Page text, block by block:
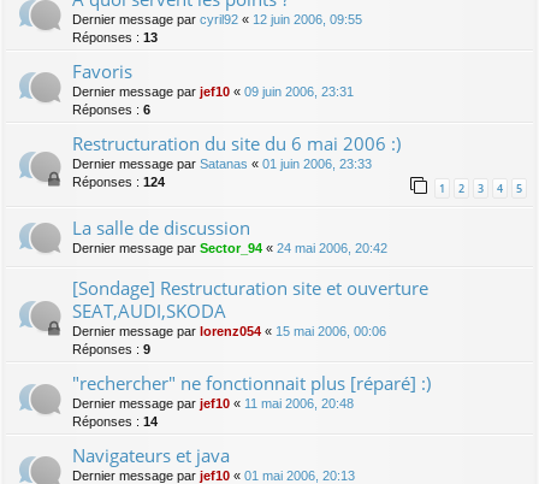
Dernier message par cyril92 « 12 juin 2006, 09:55
Réponses : 13
Favoris
Dernier message par jef10 « 09 juin 2006, 23:31
Réponses : 6
Restructuration du site du 6 mai 2006 :)
Dernier message par Satanas « 01 juin 2006, 23:33
Réponses : 124 1 2 3 4 5
La salle de discussion
Dernier message par Sector_94 « 24 mai 2006, 20:42
[Sondage] Restructuration site et ouverture
SEAT,AUDI,SKODA
Dernier message par lorenz054 « 15 mai 2006, 00:06
Réponses : 9
"rechercher" ne fonctionnait plus [réparé] :)
Dernier message par jef10 « 11 mai 2006, 20:48
Réponses : 14
Navigateurs et java
Dernier message par jef10 « 01 mai 2006, 20:13